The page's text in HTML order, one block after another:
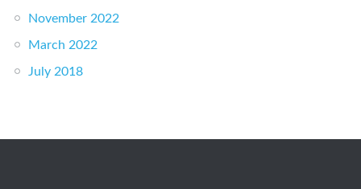
November 2022
March 2022
July 2018